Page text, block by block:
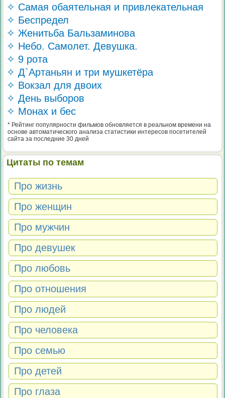
✧ Самая обаятельная и привлекательная
✧ Беспредел
✧ Женитьба Бальзаминова
✧ Небо. Самолет. Девушка.
✧ 9 рота
✧ Д`Артаньян и три мушкетёра
✧ Вокзал для двоих
✧ День выборов
✧ Монах и бес
* Рейтинг популярности фильмов обновляется в реальном времени на
основе автоматического анализа статистики интересов посетителей
сайта за последние 30 дней
Цитаты по темам
Про жизнь
Про женщин
Про мужчин
Про девушек
Про любовь
Про отношения
Про людей
Про человека
Про семью
Про детей
Про глаза